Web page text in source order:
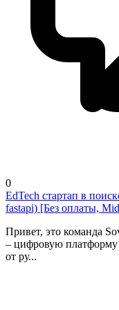
0
EdTech стартап в
fastapi) [Без оплаты,
Привет, это команда
– цифровую платформу
от ру...